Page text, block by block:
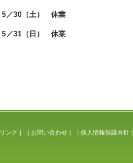
5／30（土） 休業
5／31（日） 休業
リンク | | お問い合わせ | | 個人情報保護方針 |